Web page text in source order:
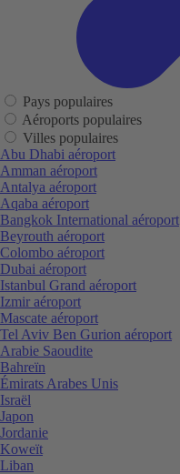
Pays populaires
Aéroports populaires
Villes populaires
Abu Dhabi aéroport
Amman aéroport
Antalya aéroport
Aqaba aéroport
Bangkok International aéroport
Beyrouth aéroport
Colombo aéroport
Dubai aéroport
Istanbul Grand aéroport
Izmir aéroport
Mascate aéroport
Tel Aviv Ben Gurion aéroport
Arabie Saoudite
Bahreïn
Émirats Arabes Unis
Israël
Japon
Jordanie
Koweït
Liban